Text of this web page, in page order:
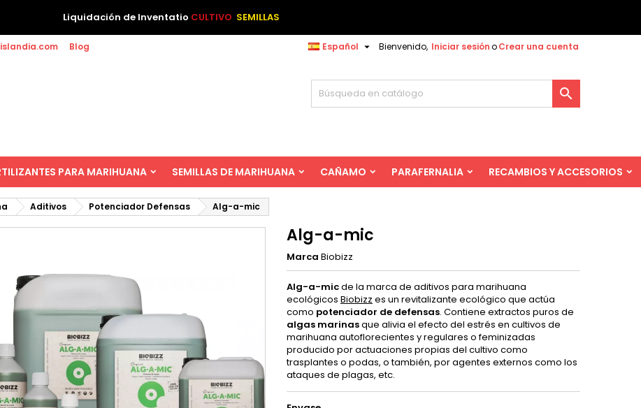
Liquidación de Inventatio CULTIVO SEMILLAS
Blog Bienvenido, Iniciar sesiónoCrear una cuenta
Español 

PARA MARIHUANA SEMILLAS DE MARIHUANA CAÑAMO PARAFERNALIA RECAMBIOS Y ACCESORIOS
Aditivos Potenciador Defensas Alg-a-mic
Alg-a-mic
Marca Biobizz
Alg-a-micde la marca de aditivos para marihuana
ecológicos Biobizz es un revitalizante ecológico que actúa
como potenciador de defensas. Contiene extractos puros de
algas marinasque alivia el efecto del estrés en cultivos de
marihuana autoflorecientes y regulares o feminizadas
producido por actuaciones propias del cultivo como
trasplantes o podas, o también, por agentes externos como los
ataques de plagas, etc.